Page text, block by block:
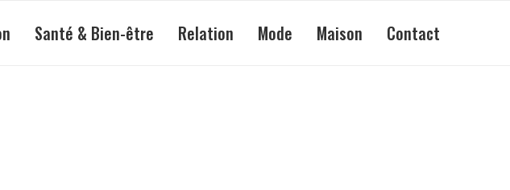
Santé & Bien-être Relation Mode Maison Contact